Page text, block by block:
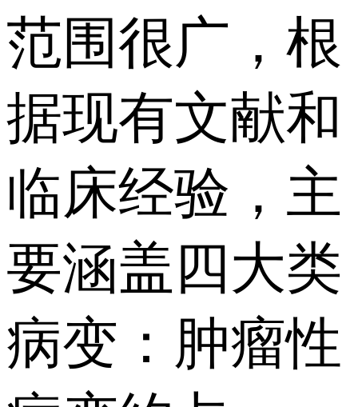
范围很广，根
据现有文献和
临床经验，主
要涵盖四大类
病变：肿瘤性